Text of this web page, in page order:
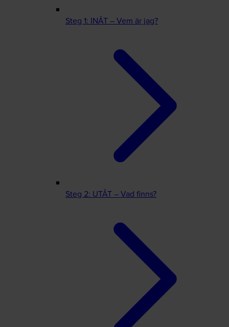
Steg 1: INÅT – Vem är jag?
Steg 2: UTÅT – Vad finns?